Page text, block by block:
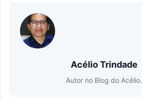
Acélio Trindade
Autor no Blog do Acélio.